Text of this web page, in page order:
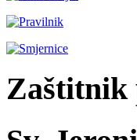
Zaštitnik